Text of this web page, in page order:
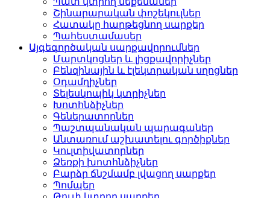
Շինարարական փոշեկուլներ
Հատակը հարթեցնող սարքեր
Պահեստամասեր
Այգեգործական սարքավորումներ
Մարտկոցներ և լիցքավորիչներ
Բենզինային և էլեկտրական սղոցներ
Օդամղիչներ
Տելեսկոպիկ կտրիչներ
Խոտհնձիչներ
Գեներատորներ
Պաշտպանական պարագաներ
Անտառում աշխատելու գործիքներ
Կուլտիվատորներ
Ձեռքի խոտհնձիչներ
Բարձր ճնշմամբ լվացող սարքեր
Պոմպեր